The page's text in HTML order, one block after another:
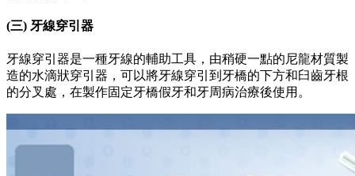
(三) 牙線穿引器
牙線穿引器是一種牙線的輔助工具，由稍硬一點的尼龍材質製
造的水滴狀穿引器，可以將牙線穿引到牙橋的下方和臼齒牙根
的分叉處，在製作固定牙橋假牙和牙周病治療後使用。